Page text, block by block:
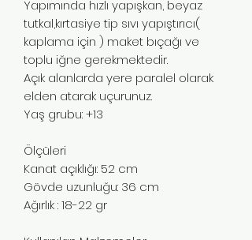
Yapımında hızlı yapışkan, beyaz
tutkal,kırtasiye tip sıvı yapıştırıcı(
kaplama için ) maket bıçağı ve
toplu iğne gerekmektedir.
Açık alanlarda yere paralel olarak
elden atarak uçurunuz.
Yaş grubu: +13
Ölçüleri
Kanat açıklığı: 52 cm
Gövde uzunluğu: 36 cm
Ağırlık : 18-22 gr